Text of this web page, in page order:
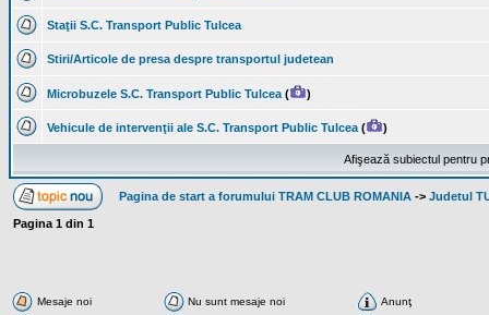
Staţii S.C. Transport Public Tulcea
Stiri/Articole de presa despre transportul judetean
Microbuzele S.C. Transport Public Tulcea ( )
Vehicule de intervenţii ale S.C. Transport Public Tulcea ( )
Afişează subiectul pentru
Pagina de start a forumului TRAM CLUB ROMANIA -> Judetul
Pagina 1 din 1
Mesaje noi Nu sunt mesaje noi
Anunţ